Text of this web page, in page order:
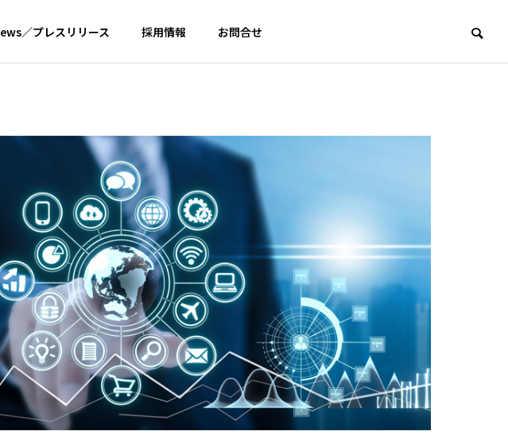
／プレスリリース 採用情報 お問合せ
HISTORY
取引実績
ンド
POLICY
方針
PMO支援
プロジェクト実行支援
AI支援サービス
AI開発／AI活用講座